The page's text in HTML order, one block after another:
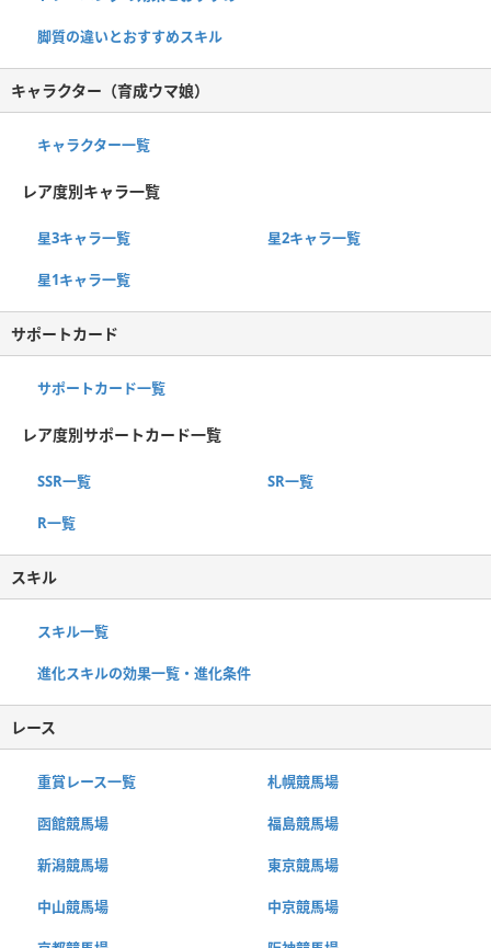
脚質の違いとおすすめスキル
キャラクター（育成ウマ娘）
キャラクター一覧
レア度別キャラ一覧
星3キャラ一覧 星2キャラ一覧
星1キャラ一覧
サポートカード
サポートカード一覧
レア度別サポートカード一覧
SSR一覧 SR一覧
R一覧
スキル
スキル一覧
進化スキルの効果一覧・進化条件
レース
重賞レース一覧 札幌競馬場
函館競馬場 福島競馬場
新潟競馬場 東京競馬場
中山競馬場 中京競馬場